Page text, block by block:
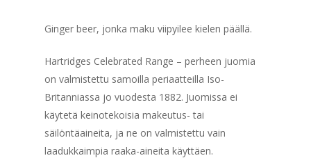
Ginger beer, jonka maku viipyilee kielen päällä.
Hartridges Celebrated Range – perheen juomia
on valmistettu samoilla periaatteilla Iso-
Britanniassa jo vuodesta 1882. Juomissa ei
käytetä keinotekoisia makeutus- tai
säilöntäaineita, ja ne on valmistettu vain
laadukkaimpia raaka-aineita käyttäen.